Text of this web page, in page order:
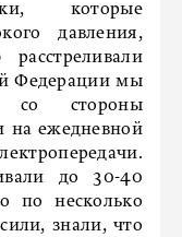
которые
давления,
Федерации мы
со стороны
на ежедневной
до 30-40
по несколько
знали, что